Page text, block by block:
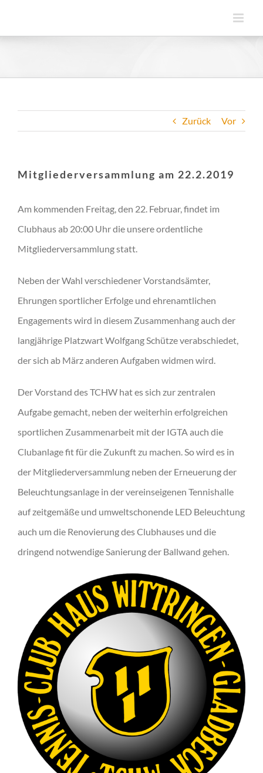
Zurück Vor
Mitgliederversammlung am 22.2.2019
Am kommenden Freitag, den 22. Februar, findet im
Clubhaus ab 20:00 Uhr die unsere ordentliche
Mitgliederversammlung statt.
Neben der Wahl verschiedener Vorstandsämter,
Ehrungen sportlicher Erfolge und ehrenamtlichen
Engagements wird in diesem Zusammenhang auch der
langjährige Platzwart Wolfgang Schütze verabschiedet,
der sich ab März anderen Aufgaben widmen wird.
Der Vorstand des TCHW hat es sich zur zentralen
Aufgabe gemacht, neben der weiterhin erfolgreichen
sportlichen Zusammenarbeit mit der IGTA auch die
Clubanlage fit für die Zukunft zu machen. So wird es in
der Mitgliederversammlung neben der Erneuerung der
Beleuchtungsanlage in der vereinseigenen Tennishalle
auf zeitgemäße und umweltschonende LED Beleuchtung
auch um die Renovierung des Clubhauses und die
dringend notwendige Sanierung der Ballwand gehen.